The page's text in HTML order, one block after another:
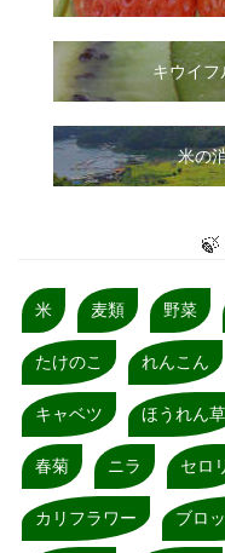
キウイ
米の
🍃
米 麦類 野菜
たけのこ れんこん
キャベツ ほうれん草
春菊 ニラ セロ
カリフラワー ブロ